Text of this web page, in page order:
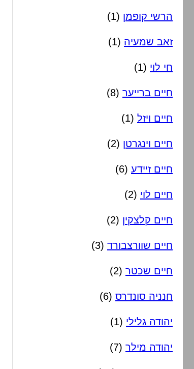
הרשי קופמן (1)
זאב שמעיה (1)
חי לוי (1)
חיים ברייער (8)
חיים ויזל (1)
חיים וינגרטן (2)
חיים זיידע (6)
חיים לוי (2)
חיים קלצקין (2)
חיים שוורצבורד (3)
חיים שכטר (2)
חנניה סונדרס (6)
יהודה גלילי (1)
יהודה מילר (7)